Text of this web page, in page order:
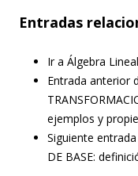
Entradas
Ir a Álgebra
Entrada anterior
ejemplos y
Siguiente
DE BASE: